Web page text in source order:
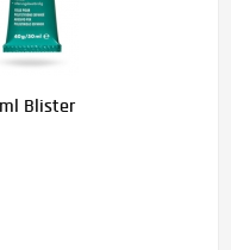
Blister